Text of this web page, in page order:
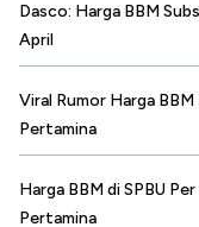
Dasco: Harga BBM
April
Viral Rumor Harga
Pertamina
Harga BBM di SPBU
Pertamina